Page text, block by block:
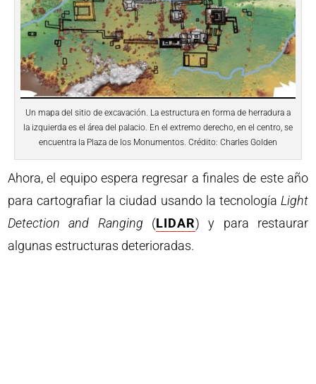
Un mapa del sitio de excavación. La estructura en forma de herradura a
la izquierda es el área del palacio. En el extremo derecho, en el centro, se
encuentra la Plaza de los Monumentos. Crédito: Charles Golden
Ahora, el equipo espera regresar a finales de este año
para cartografiar la ciudad usando la tecnología Light
Detection and Ranging (LIDAR) y para restaurar
algunas estructuras deterioradas.